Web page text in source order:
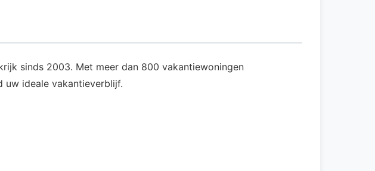
sinds 2003. Met meer dan 800 vakantiewoningen
uw ideale vakantieverblijf.